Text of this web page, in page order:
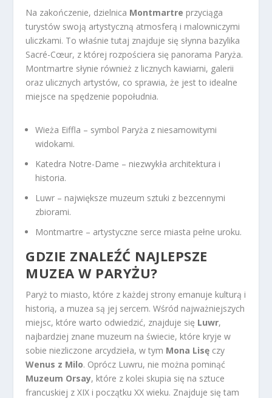
Na zakończenie, dzielnica Montmartre przyciąga
turystów swoją artystyczną atmosferą i malowniczymi
uliczkami. To właśnie tutaj znajduje się słynna bazylika
Sacré-Cœur, z której rozpościera się panorama Paryża.
Montmartre słynie również z licznych kawiarni, galerii
oraz ulicznych artystów, co sprawia, że jest to idealne
miejsce na spędzenie popołudnia.
Wieża Eiffla – symbol Paryża z niesamowitymi
widokami.
Katedra Notre-Dame – niezwykła architektura i
historia.
Luwr – największe muzeum sztuki z bezcennymi
zbiorami.
Montmartre – artystyczne serce miasta pełne uroku.
GDZIE ZNALEŹĆ NAJLEPSZE
MUZEA W PARYŻU?
Paryż to miasto, które z każdej strony emanuje kulturą i
historią, a muzea są jej sercem. Wśród najważniejszych
miejsc, które warto odwiedzić, znajduje się Luwr,
najbardziej znane muzeum na świecie, które kryje w
sobie niezliczone arcydzieła, w tym Mona Lisę czy
Wenus z Milo. Oprócz Luwru, nie można pominąć
Muzeum Orsay, które z kolei skupia się na sztuce
francuskiej z XIX i początku XX wieku. Znajduje się tam